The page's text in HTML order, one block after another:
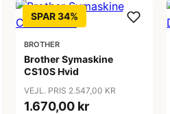
SPAR 34%
BROTHER
Brother Symaskine
CS10S Hvid
VEJL. PRIS 2.547,00 KR
1.670,00 kr